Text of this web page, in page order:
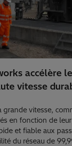
accélère
vitesse
grande vitesse,
en fonction de
et fiable aux
du réseau de